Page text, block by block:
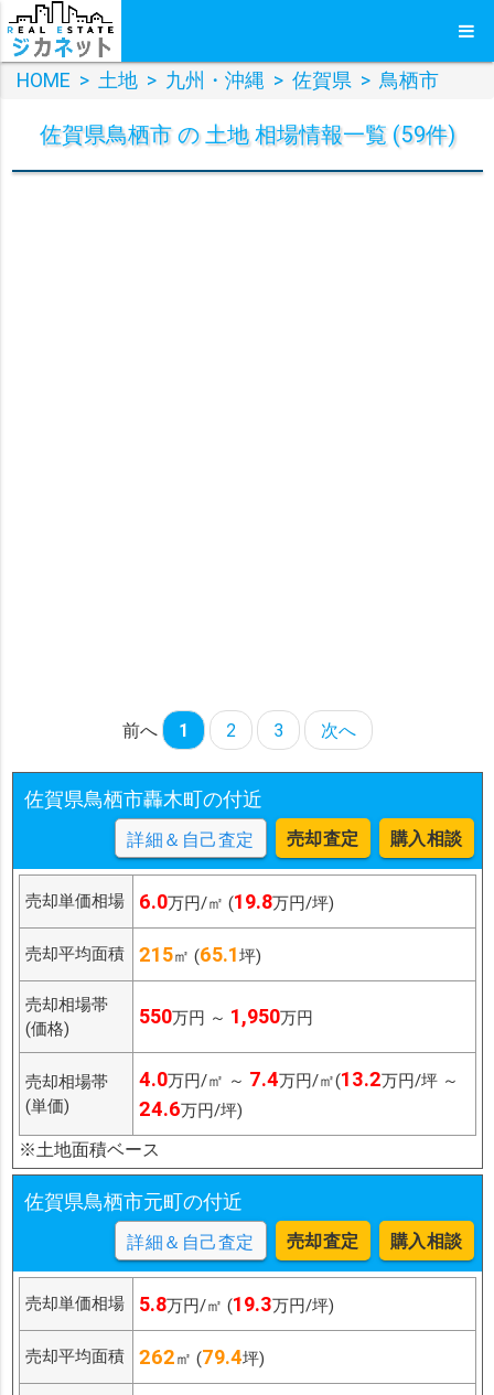
HOME > 土地 > 九州・沖縄 > 佐賀県 > 鳥栖市
佐賀県鳥栖市 の 土地 相場情報一覧 (59件)
前へ 1 2 3 次へ
佐賀県鳥栖市轟木町の付近
詳細＆自己査定 売却査定 購入相談
売却単価相場 6.0万円/㎡ (19.8万円/坪)
売却平均面積 215㎡ (65.1坪)
売却相場帯
(価格)
550万円 ～ 1,950万円
売却相場帯
(単価)
4.0万円/㎡ ～ 7.4万円/㎡(13.2万円/坪 ～
24.6万円/坪)
※土地面積ベース
佐賀県鳥栖市元町の付近
詳細＆自己査定 売却査定 購入相談
売却単価相場 5.8万円/㎡ (19.3万円/坪)
売却平均面積 262㎡ (79.4坪)